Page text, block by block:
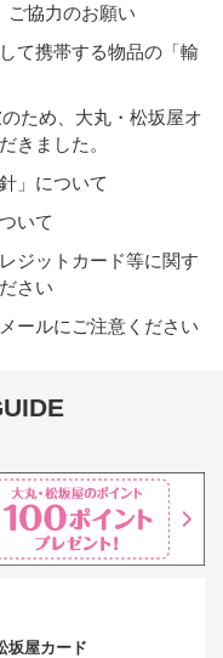
ご協力のお願い
て携帯する物品の「輸
ため、大丸・松坂屋オ
きました。
」について
いて
ジットカード等に関す
さい
ールにご注意ください
坂屋カード